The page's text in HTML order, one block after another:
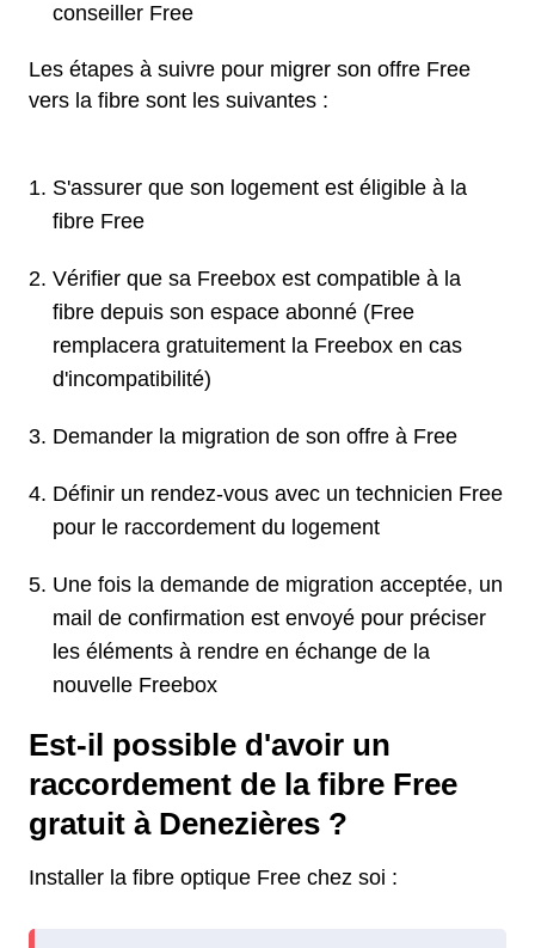
conseiller Free
Les étapes à suivre pour migrer son offre Free
vers la fibre sont les suivantes :
S'assurer que son logement est éligible à la
fibre Free
Vérifier que sa Freebox est compatible à la
fibre depuis son espace abonné (Free
remplacera gratuitement la Freebox en cas
d'incompatibilité)
Demander la migration de son offre à Free
Définir un rendez-vous avec un technicien Free
pour le raccordement du logement
Une fois la demande de migration acceptée, un
mail de confirmation est envoyé pour préciser
les éléments à rendre en échange de la
nouvelle Freebox
Est-il possible d'avoir un
raccordement de la fibre Free
gratuit à Denezières ?
Installer la fibre optique Free chez soi :